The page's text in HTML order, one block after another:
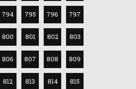
794 795 796 797
800 801 802 803
806 807 808 809
812 813 814 815